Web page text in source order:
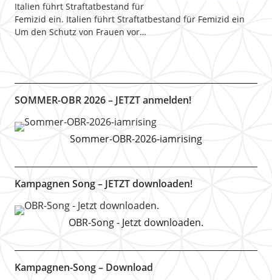
Italien führt Straftatbestand für
Femizid ein. Italien führt Straftatbestand für Femizid ein
Um den Schutz von Frauen vor…
SOMMER-OBR 2026 – JETZT anmelden!
Sommer-OBR-2026-iamrising
Kampagnen Song – JETZT downloaden!
OBR-Song - Jetzt downloaden.
Kampagnen-Song – Download